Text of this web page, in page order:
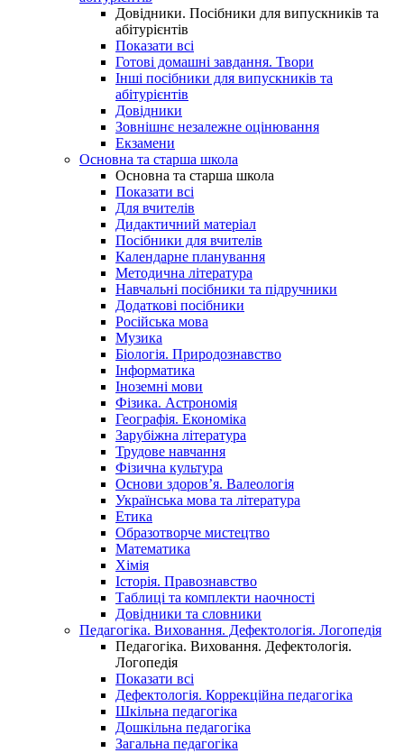
Довідники. Посібники для випускників та
абітурієнтів
Показати всі
Готові домашні завдання. Твори
Інші посібники для випускників та
абітурієнтів
Довідники
Зовнішнє незалежне оцінювання
Екзамени
Основна та старша школа
Основна та старша школа
Показати всі
Для вчителів
Дидактичний матеріал
Посібники для вчителів
Календарне планування
Методична література
Навчальні посібники та підручники
Додаткові посібники
Російська мова
Музика
Біологія. Природознавство
Інформатика
Іноземні мови
Фізика. Астрономія
Географія. Економіка
Зарубіжна література
Трудове навчання
Фізична культура
Основи здоров’я. Валеологія
Українська мова та література
Етика
Образотворче мистецтво
Математика
Хімія
Історія. Правознавство
Таблиці та комплекти наочності
Довідники та словники
Педагогіка. Виховання. Дефектологія. Логопедія
Педагогіка. Виховання. Дефектологія.
Логопедія
Показати всі
Дефектологія. Коррекційна педагогіка
Шкільна педагогіка
Дошкільна педагогіка
Загальна педагогіка